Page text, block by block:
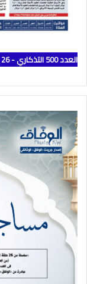
العدد 500 التذكاري - 26 يوليو 2026 - السنة الثالثة